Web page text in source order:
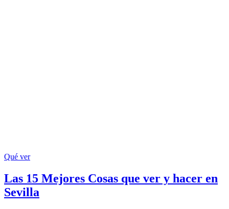
Qué ver
Las 15 Mejores Cosas que ver y hacer en
Sevilla